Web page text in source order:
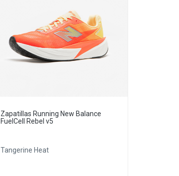
Zapatillas Running New Balance
FuelCell Rebel v5
Tangerine Heat